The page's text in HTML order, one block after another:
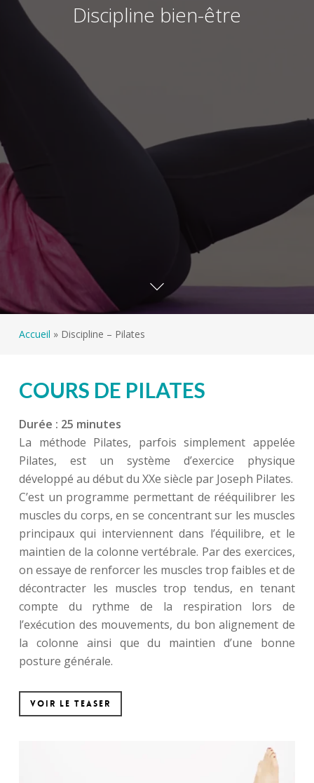
Discipline bien-être
Accueil » Discipline – Pilates
COURS DE PILATES
Durée : 25 minutes
La méthode Pilates, parfois simplement appelée
Pilates, est un système d’exercice physique
développé au début du XXe siècle par Joseph Pilates.
C’est un programme permettant de rééquilibrer les
muscles du corps, en se concentrant sur les muscles
principaux qui interviennent dans l’équilibre, et le
maintien de la colonne vertébrale. Par des exercices,
on essaye de renforcer les muscles trop faibles et de
décontracter les muscles trop tendus, en tenant
compte du rythme de la respiration lors de
l’exécution des mouvements, du bon alignement de
la colonne ainsi que du maintien d’une bonne
posture générale.
Voir le teaser